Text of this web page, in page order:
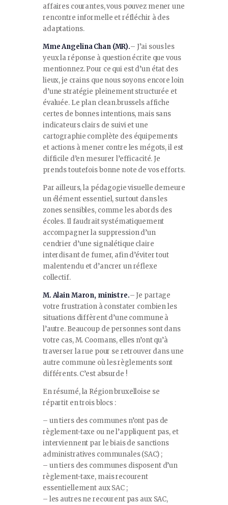
affaires courantes, vous pouvez mener une
rencontre informelle et réfléchir à des
adaptations.
Mme Angelina Chan (MR).– J’ai sous les
yeux la réponse à question écrite que vous
mentionnez. Pour ce qui est d’un état des
lieux, je crains que nous soyons encore loin
d’une stratégie pleinement structurée et
évaluée. Le plan clean.brussels affiche
certes de bonnes intentions, mais sans
indicateurs clairs de suivi et une
cartographie complète des équipements
et actions à mener contre les mégots, il est
difficile d’en mesurer l’efficacité. Je
prends toutefois bonne note de vos efforts.
Par ailleurs, la pédagogie visuelle demeure
un élément essentiel, surtout dans les
zones sensibles, comme les abords des
écoles. Il faudrait systématiquement
accompagner la suppression d’un
cendrier d’une signalétique claire
interdisant de fumer, afin d’éviter tout
malentendu et d’ancrer un réflexe
collectif.
M. Alain Maron, ministre.– Je partage
votre frustration à constater combien les
situations diffèrent d’une commune à
l’autre. Beaucoup de personnes sont dans
votre cas, M. Coomans, elles n’ont qu’à
traverser la rue pour se retrouver dans une
autre commune où les règlements sont
différents. C’est absurde !
En résumé, la Région bruxelloise se
répartit en trois blocs :
– un tiers des communes n’ont pas de
règlement-taxe ou ne l’appliquent pas, et
interviennent par le biais de sanctions
administratives communales (SAC) ;
– un tiers des communes disposent d’un
règlement-taxe, mais recourent
essentiellement aux SAC ;
– les autres ne recourent pas aux SAC,